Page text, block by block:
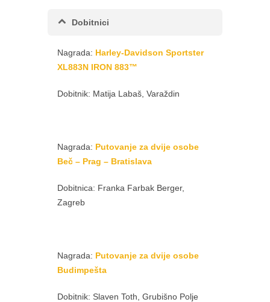
Dobitnici
Nagrada: Harley-Davidson Sportster
XL883N IRON 883™
Dobitnik: Matija Labaš, Varaždin
Nagrada: Putovanje za dvije osobe
Beč – Prag – Bratislava
Dobitnica: Franka Farbak Berger,
Zagreb
Nagrada: Putovanje za dvije osobe
Budimpešta
Dobitnik: Slaven Toth, Grubišno Polje